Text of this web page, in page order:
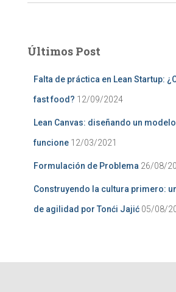
r
Últimos Post
Falta de práctica en Lean Startup:
fast food? 12/09/2024
Lean Canvas: diseñando un
funcione 12/03/2021
Formulación de Problema 26/08/
Construyendo la cultura primero:
de agilidad por Tonći Jajić 05/08/